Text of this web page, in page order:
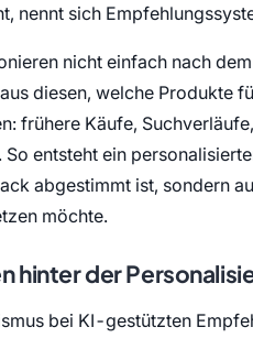
nennt sich
nicht einfach nach
diesen, welche Produkte
frühere Käufe,
So entsteht ein
abgestimmt ist, sondern
möchte.
hinter der
bei KI-gestützten